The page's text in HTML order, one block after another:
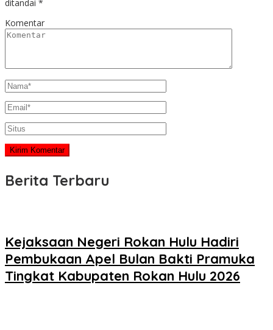
ditandai *
Komentar
Berita Terbaru
Kejaksaan Negeri Rokan Hulu Hadiri
Pembukaan Apel Bulan Bakti Pramuka
Tingkat Kabupaten Rokan Hulu 2026